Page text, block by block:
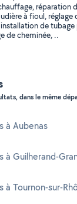
réparation
à fioul, réglage
de
de cheminée, ..
dans le même
à Aubenas
à Guilherand-
à Tournon-sur-